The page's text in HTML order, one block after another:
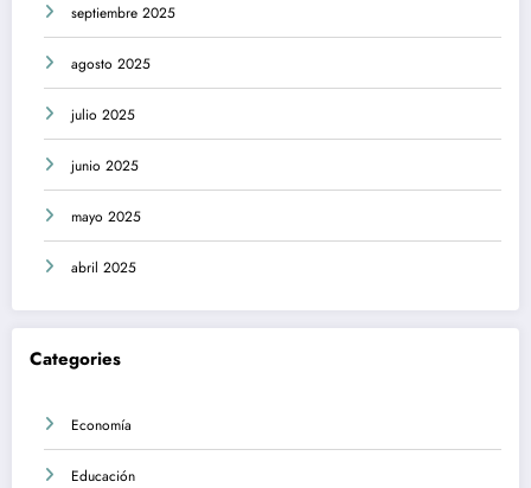
septiembre 2025
agosto 2025
julio 2025
junio 2025
mayo 2025
abril 2025
Categories
Economía
Educación